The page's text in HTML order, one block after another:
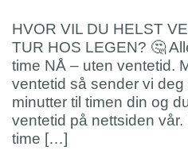
HVOR VIL DU HELST
TUR HOS LEGEN? 🤔
time NÅ – uten ventetid.
ventetid så sender vi
minutter til timen din og
ventetid på nettsiden
time […]